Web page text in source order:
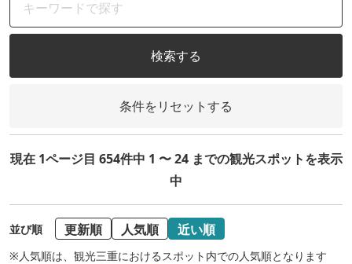
検索する
条件をリセットする
現在 1ページ目 654件中 1 〜 24 までの観光スポットを表示
中
並び順 更新順 人気順 近い順
※人気順は、観光三重におけるスポット内での人気順となります